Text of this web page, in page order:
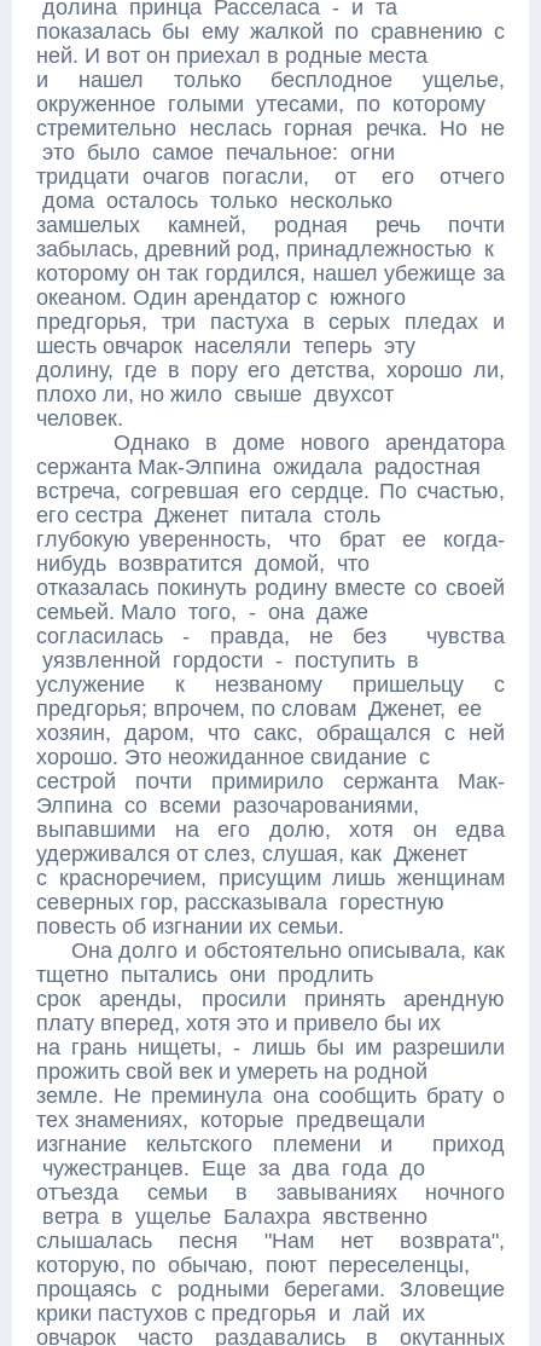
долина принца Расселаса - и та
показалась бы ему жалкой по сравнению с
ней. И вот он приехал в родные места
и нашел только бесплодное ущелье,
окруженное голыми утесами, по которому
стремительно неслась горная речка. Но не
это было самое печальное: огни
тридцати очагов погасли, от его отчего
дома осталось только несколько
замшелых камней, родная речь почти
забылась, древний род, принадлежностью к
которому он так гордился, нашел убежище за
океаном. Один арендатор с южного
предгорья, три пастуха в серых пледах и
шесть овчарок населяли теперь эту
долину, где в пору его детства, хорошо ли,
плохо ли, но жило свыше двухсот
человек.
Однако в доме нового арендатора
сержанта Мак-Элпина ожидала радостная
встреча, согревшая его сердце. По счастью,
его сестра Дженет питала столь
глубокую уверенность, что брат ее когда-
нибудь возвратится домой, что
отказалась покинуть родину вместе со своей
семьей. Мало того, - она даже
согласилась - правда, не без чувства
уязвленной гордости - поступить в
услужение к незваному пришельцу с
предгорья; впрочем, по словам Дженет, ее
хозяин, даром, что сакс, обращался с ней
хорошо. Это неожиданное свидание с
сестрой почти примирило сержанта Мак-
Элпина со всеми разочарованиями,
выпавшими на его долю, хотя он едва
удерживался от слез, слушая, как Дженет
с красноречием, присущим лишь женщинам
северных гор, рассказывала горестную
повесть об изгнании их семьи.
Она долго и обстоятельно описывала, как
тщетно пытались они продлить
срок аренды, просили принять арендную
плату вперед, хотя это и привело бы их
на грань нищеты, - лишь бы им разрешили
прожить свой век и умереть на родной
земле. Не преминула она сообщить брату о
тех знамениях, которые предвещали
изгнание кельтского племени и приход
чужестранцев. Еще за два года до
отъезда семьи в завываниях ночного
ветра в ущелье Балахра явственно
слышалась песня "Нам нет возврата",
которую, по обычаю, поют переселенцы,
прощаясь с родными берегами. Зловещие
крики пастухов с предгорья и лай их
овчарок часто раздавались в окутанных